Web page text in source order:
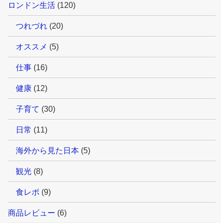
ロンドン生活 (120)
つれづれ (20)
オススメ (5)
仕事 (16)
健康 (12)
子育て (30)
日常 (11)
海外から見た日本 (5)
観光 (8)
食レポ (9)
商品レビュー (6)